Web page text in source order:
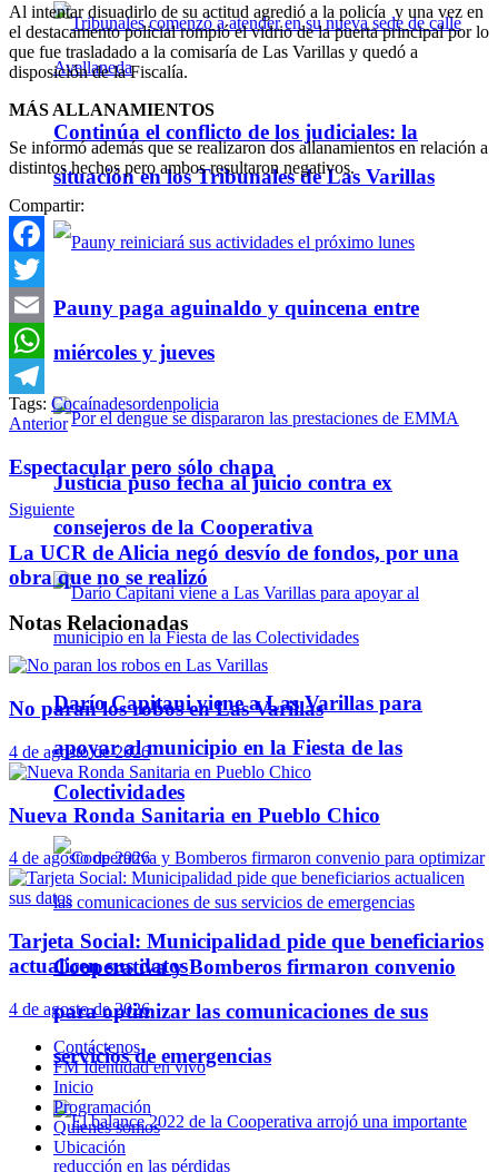
Continúa el conflicto de los judiciales: la
situación en los Tribunales de Las Varillas
Pauny paga aguinaldo y quincena entre
miércoles y jueves
Justicia puso fecha al juicio contra ex
consejeros de la Cooperativa
Darío Capitani viene a Las Varillas para
apoyar al municipio en la Fiesta de las
Colectividades
Cooperativa y Bomberos firmaron convenio
para optimizar las comunicaciones de sus
servicios de emergencias
Al intentar disuadirlo de su actitud agredió a la policía y una vez en
el destacamento policial rompió el vidrio de la puerta principal por lo
que fue trasladado a la comisaría de Las Varillas y quedó a
disposición de la Fiscalía.
MÁS ALLANAMIENTOS
Se informó además que se realizaron dos allanamientos en relación a
distintos hechos pero ambos resultaron negativos.
Compartir:
Facebook
Twitter
Email
WhatsApp
Telegram
Tags: Cocaínadesordenpolicia
Anterior
Espectacular pero sólo chapa
Siguiente
La UCR de Alicia negó desvío de fondos, por una
obra que no se realizó
Notas Relacionadas
No paran los robos en Las Varillas
4 de agosto de 2026
Nueva Ronda Sanitaria en Pueblo Chico
4 de agosto de 2026
Tarjeta Social: Municipalidad pide que beneficiarios
actualicen sus datos
4 de agosto de 2026
Contáctenos
FM Identidad en vivo
Inicio
Programación
Quienes somos
Ubicación